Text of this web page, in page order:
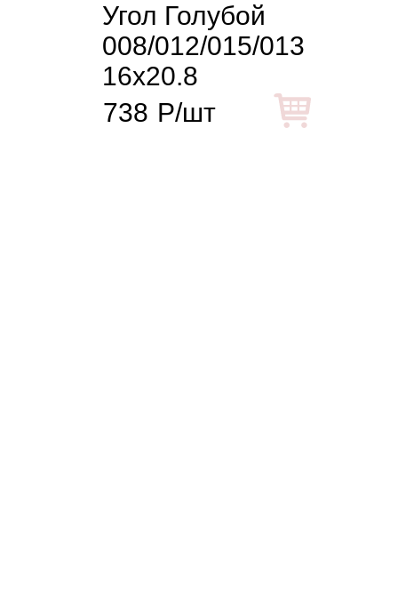
Угол Голубой
008/012/015/013
16x20.8
738 Р/шт